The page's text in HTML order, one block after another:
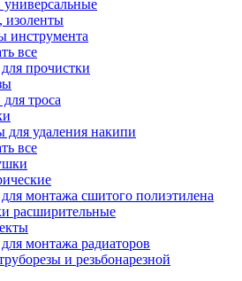
изоленты
инструмента
все
прочистки
троса
для удаления накипи
все
монтажа сшитого полиэтилена
расширительные
монтажа радиаторов
и резьбонарезной